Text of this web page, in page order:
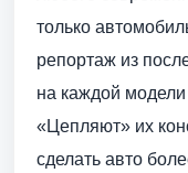
только
репортаж из
на каждой
«Цепляют» их
сделать авто